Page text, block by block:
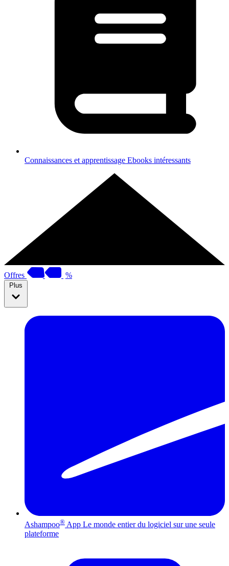
Connaissances et apprentissage Ebooks intéressants
Offres %
Plus
Ashampoo® App Le monde entier du logiciel sur une seule
plateforme